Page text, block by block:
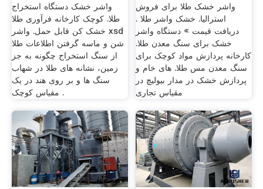
واشر خشک دستگاه استخراج
طلا. کوچک کارخانه فرآوری طلا
خشک کن قابل حمل. واشر xsd
شن و ماسه گرفتن اطلاعات طلا
از سنگ استخراج چگونه به جز
زمین، نشانه های طلا در شهاب
سنگ ها و بر روی هند در یک
مقیاس کوچک .
واشر خشک طلا برای فروش
استرالیا. خشک واشر طلا .
دریافت قیمت » دستگاه واشر
خشک برای سنگ معدن طلا.
کارخانه پردازش مواد کوچک برای
سنگ معدن مس طلا. های خام و
پردازش خشک در مدار بیولیچ در
مقیاس تجارى